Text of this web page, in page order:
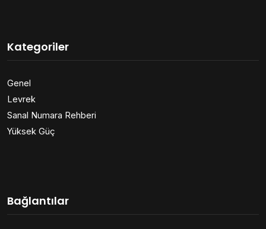
Kategoriler
Genel
Levrek
Sanal Numara Rehberi
Yüksek Güç
Bağlantılar